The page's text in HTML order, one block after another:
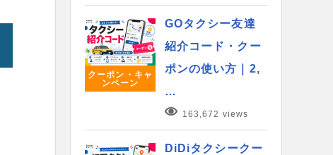
クーポン・キャ
ンペーン
GOタクシー友達
紹介コード・クー
ポンの使い方｜2,
…
163,672 views
DiDiタクシークー